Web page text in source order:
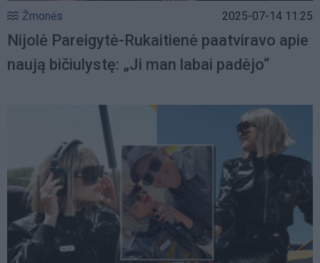
Žmonės 2025-07-14 11:25
Nijolė Pareigytė-Rukaitienė paatviravo apie
naują bičiulystę: „Ji man labai padėjo“